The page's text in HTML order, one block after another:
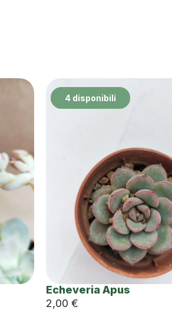
4 disponibili
Echeveria Apus
2,00 €